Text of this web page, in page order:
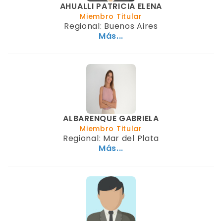
AHUALLI PATRICIA ELENA
Miembro Titular
Regional: Buenos Aires
Más...
ALBARENQUE GABRIELA
Miembro Titular
Regional: Mar del Plata
Más...